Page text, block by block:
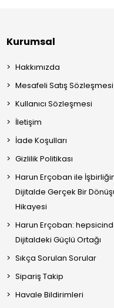
Kurumsal
Hakkımızda
Mesafeli Satış Sözleşmesi
Kullanıcı Sözleşmesi
İletişim
İade Koşulları
Gizlilik Politikası
Harun Erçoban ile
Dijitalde Gerçek Bir
Hikayesi
Harun Erçoban:
Dijitaldeki Güçlü Ortağı
Sıkça Sorulan Sorular
Sipariş Takip
Havale Bildirimleri